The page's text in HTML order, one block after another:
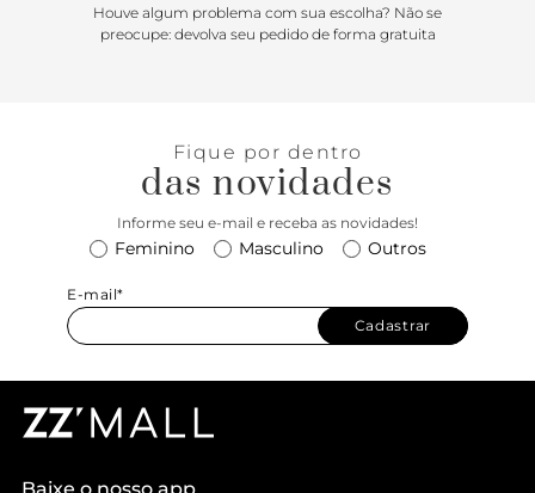
Houve algum problema com sua escolha? Não se
preocupe: devolva seu pedido de forma gratuita
Fique por dentro
das novidades
Informe seu e-mail e receba as novidades!
Feminino Masculino Outros
E-mail*
Cadastrar